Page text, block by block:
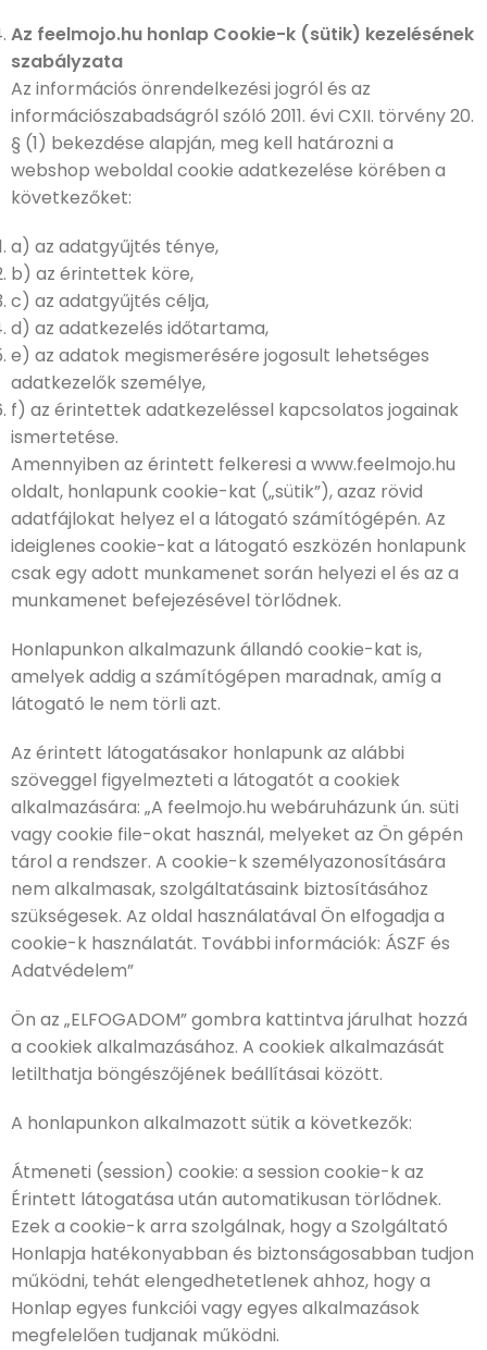
Az feelmojo.hu honlap Cookie-k (sütik) kezelésének
szabályzata
Az információs önrendelkezési jogról és az
információszabadságról szóló 2011. évi CXII. törvény 20.
§ (1) bekezdése alapján, meg kell határozni a
webshop weboldal cookie adatkezelése körében a
következőket:
a) az adatgyűjtés ténye,
b) az érintettek köre,
c) az adatgyűjtés célja,
d) az adatkezelés időtartama,
e) az adatok megismerésére jogosult lehetséges
adatkezelők személye,
f) az érintettek adatkezeléssel kapcsolatos jogainak
ismertetése.
Amennyiben az érintett felkeresi a www.feelmojo.hu
oldalt, honlapunk cookie-kat („sütik”), azaz rövid
adatfájlokat helyez el a látogató számítógépén. Az
ideiglenes cookie-kat a látogató eszközén honlapunk
csak egy adott munkamenet során helyezi el és az a
munkamenet befejezésével törlődnek.
Honlapunkon alkalmazunk állandó cookie-kat is,
amelyek addig a számítógépen maradnak, amíg a
látogató le nem törli azt.
Az érintett látogatásakor honlapunk az alábbi
szöveggel figyelmezteti a látogatót a cookiek
alkalmazására: „A feelmojo.hu webáruházunk ún. süti
vagy cookie file-okat használ, melyeket az Ön gépén
tárol a rendszer. A cookie-k személyazonosítására
nem alkalmasak, szolgáltatásaink biztosításához
szükségesek. Az oldal használatával Ön elfogadja a
cookie-k használatát. További információk: ÁSZF és
Adatvédelem”
Ön az „ELFOGADOM” gombra kattintva járulhat hozzá
a cookiek alkalmazásához. A cookiek alkalmazását
letilthatja böngészőjének beállításai között.
A honlapunkon alkalmazott sütik a következők:
Átmeneti (session) cookie: a session cookie-k az
Érintett látogatása után automatikusan törlődnek.
Ezek a cookie-k arra szolgálnak, hogy a Szolgáltató
Honlapja hatékonyabban és biztonságosabban tudjon
működni, tehát elengedhetetlenek ahhoz, hogy a
Honlap egyes funkciói vagy egyes alkalmazások
megfelelően tudjanak működni.